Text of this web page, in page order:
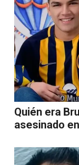
Quién era
asesinado